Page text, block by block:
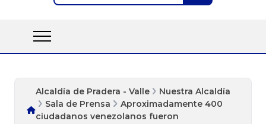
Alcaldía de Pradera - Valle
Nuestra Alcaldía
Sala de Prensa
Aproximadamente 400
ciudadanos venezolanos fueron